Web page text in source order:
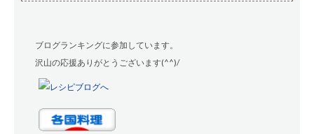
ブログランキングに参加しています。
沢山の応援ありがとうございます(^^)/